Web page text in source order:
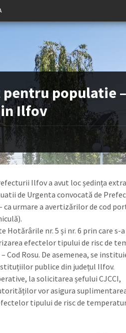
populatie
Ilfov
Ilfov a avut loc ședința
de Urgenta convocată de
ca urmare a avertizărilor de cod
Hotărârile nr. 5 și nr. 6 prin care s-a
efectelor tipului de risc de
Cod Rosu. De asemenea, se
publice din județul Ilfov.
la solicitarea șefului CJCCI,
vor asigura
tipului de risc de